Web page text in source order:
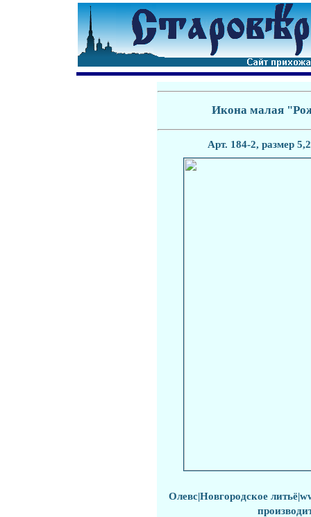
Икона малая
Арт. 184-2, размер
Олевс|Новгородское литьё